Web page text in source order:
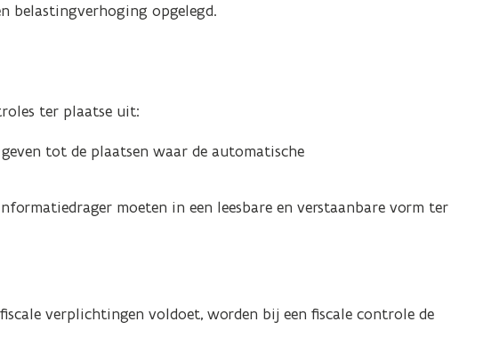
belastingverhoging opgelegd.
ter plaatse uit:
tot de plaatsen waar de automatische
moeten in een leesbare en verstaanbare vorm ter
verplichtingen voldoet, worden bij een fiscale controle de